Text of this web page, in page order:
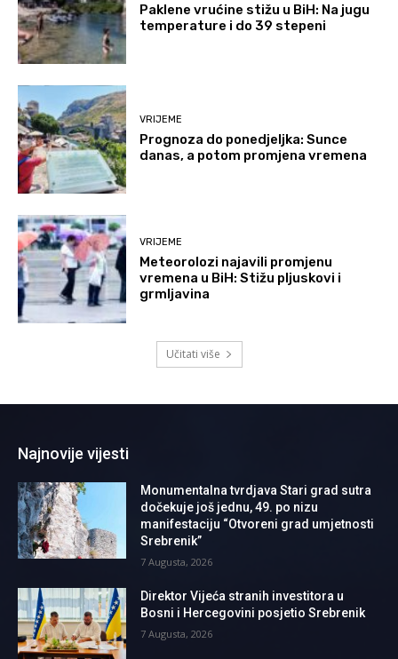
Paklene vrućine stižu u BiH: Na jugu
temperature i do 39 stepeni
VRIJEME
Prognoza do ponedjeljka: Sunce
danas, a potom promjena vremena
VRIJEME
Meteorolozi najavili promjenu
vremena u BiH: Stižu pljuskovi i
grmljavina
Učitati više
Najnovije vijesti
Monumentalna tvrdjava Stari grad sutra
dočekuje još jednu, 49. po nizu
manifestaciju “Otvoreni grad umjetnosti
Srebrenik”
7 Augusta, 2026
Direktor Vijeća stranih investitora u
Bosni i Hercegovini posjetio Srebrenik
7 Augusta, 2026